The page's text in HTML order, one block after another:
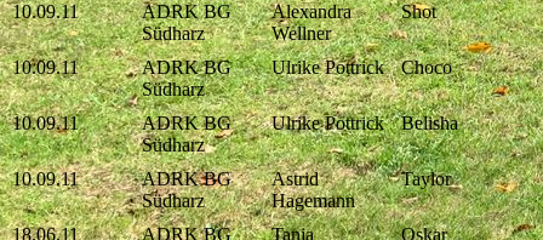
10.09.11
ADRK BG
Südharz
Alexandra
Wellner
Shot
10.09.11
ADRK BG
Südharz
Ulrike Pottrick Choco
10.09.11
ADRK BG
Südharz
Ulrike Pottrick Belisha
10.09.11
ADRK BG
Südharz
Astrid
Hagemann
Taylor
18.06.11 ADRK BG Tanja Oskar